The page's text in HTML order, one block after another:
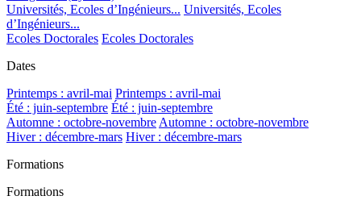
Universités, Ecoles d’Ingénieurs... Universités, Ecoles
d’Ingénieurs...
Ecoles Doctorales Ecoles Doctorales
Dates
Printemps : avril-mai Printemps : avril-mai
Été : juin-septembre Été : juin-septembre
Automne : octobre-novembreAutomne : octobre-novembre
Hiver : décembre-mars Hiver : décembre-mars
Formations
Formations